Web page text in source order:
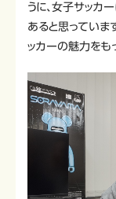
うに、女子サッカ
あると思っていま
ッカーの魅力をも